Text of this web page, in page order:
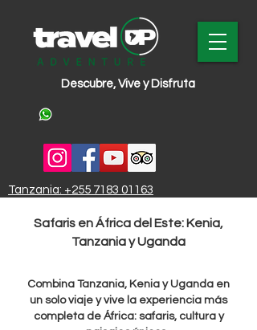
Descubre, Vive y Disfruta
Tanzania: +255 7183 01163
España +34
Safaris en África del Este: Kenia,
Tanzania y Uganda
Combina Tanzania, Kenia y Uganda en
un solo viaje y vive la experiencia más
completa de África: safaris, cultura y